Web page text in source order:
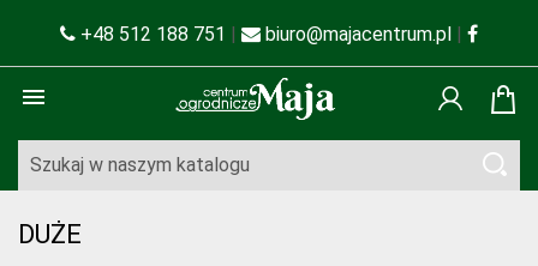
+48 512 188 751 | biuro@majacentrum.pl |

DUŻE